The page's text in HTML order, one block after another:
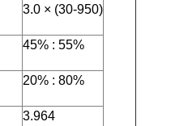
3.0 × (30-950)
45% : 55%
20% : 80%
3.964